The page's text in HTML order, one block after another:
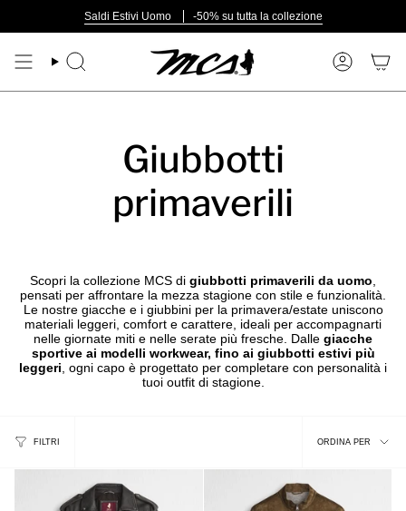
contenuto
Saldi Estivi Uomo -50% su tutta la collezione
Cerca Account
Giubbotti
primaverili
Scopri la collezione MCS di giubbotti primaverili da uomo
pensati per affrontare la mezza stagione con stile e funzionalità.
Le nostre giacche e i giubbini per la primavera/estate uniscono
materiali leggeri, comfort e carattere, ideali per accompagnarti
nelle giornate miti e nelle serate più fresche. Dalle giacche
sportive ai modelli workwear, fino ai giubbotti estivi più
leggeri , ogni capo è progettato per completare con personalità i
tuoi outfit di stagione.
FILTRI
Ordina
per
ORDINA PER